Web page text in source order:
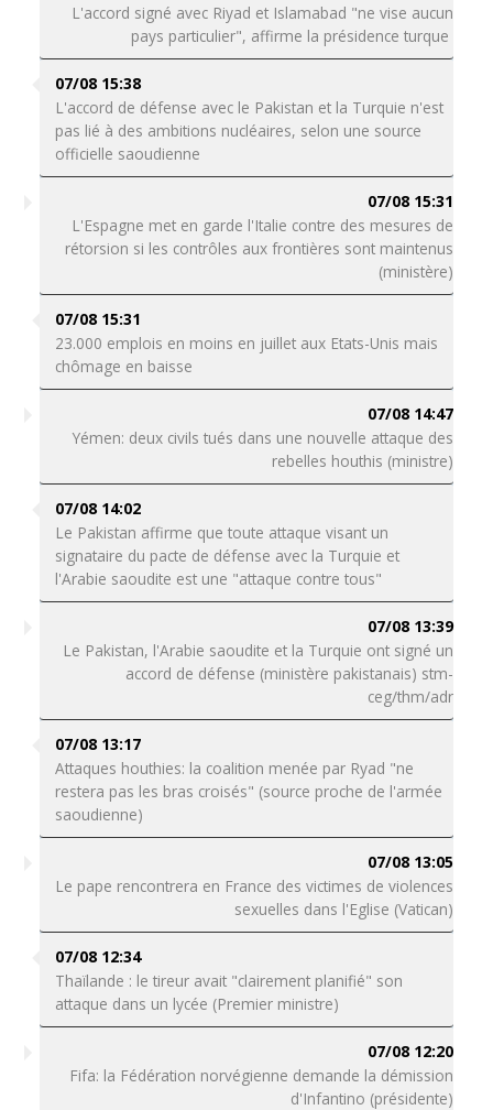
L'accord signé avec Riyad et Islamabad "ne vise aucun
pays particulier", affirme la présidence turque
07/08 15:38
L'accord de défense avec le Pakistan et la Turquie n'est
pas lié à des ambitions nucléaires, selon une source
officielle saoudienne
07/08 15:31
L'Espagne met en garde l'Italie contre des mesures de
rétorsion si les contrôles aux frontières sont maintenus
(ministère)
07/08 15:31
23.000 emplois en moins en juillet aux Etats-Unis mais
chômage en baisse
07/08 14:47
Yémen: deux civils tués dans une nouvelle attaque des
rebelles houthis (ministre)
07/08 14:02
Le Pakistan affirme que toute attaque visant un
signataire du pacte de défense avec la Turquie et
l'Arabie saoudite est une "attaque contre tous"
07/08 13:39
Le Pakistan, l'Arabie saoudite et la Turquie ont signé un
accord de défense (ministère pakistanais) stm-
ceg/thm/adr
07/08 13:17
Attaques houthies: la coalition menée par Ryad "ne
restera pas les bras croisés" (source proche de l'armée
saoudienne)
07/08 13:05
Le pape rencontrera en France des victimes de violences
sexuelles dans l'Eglise (Vatican)
07/08 12:34
Thaïlande : le tireur avait "clairement planifié" son
attaque dans un lycée (Premier ministre)
07/08 12:20
Fifa: la Fédération norvégienne demande la démission
d'Infantino (présidente)